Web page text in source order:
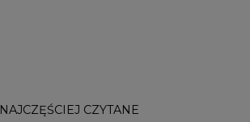
NAJCZĘŚCIEJ CZYTANE